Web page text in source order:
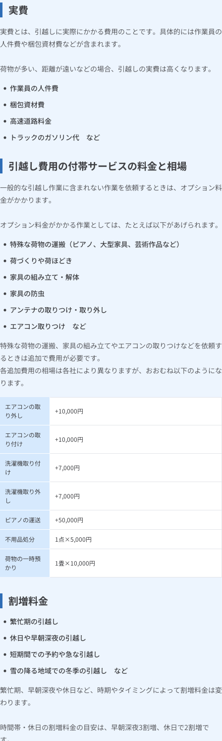
実費
実費とは、引越しに実際にかかる費用のことです。具体的には作業員の
人件費や梱包資材費などが含まれます。
荷物が多い、距離が遠いなどの場合、引越しの実費は高くなります。
作業員の人件費
梱包資材費
高速道路料金
トラックのガソリン代 など
引越し費用の付帯サービスの料金と相場
一般的な引越し作業に含まれない作業を依頼するときは、オプション料
金がかかります。
オプション料金がかかる作業としては、たとえば以下があげられます。
特殊な荷物の運搬（ピアノ、大型家具、芸術作品など）
荷づくりや荷ほどき
家具の組み立て・解体
家具の防虫
アンテナの取りつけ・取り外し
エアコン取りつけ など
特殊な荷物の運搬、家具の組み立てやエアコンの取りつけなどを依頼す
るときは追加で費用が必要です。
各追加費用の相場は各社により異なりますが、おおむね以下のようにな
ります。
エアコンの取
り外し
+10,000円
エアコンの取
り付け
+10,000円
洗濯機取り付
け
+7,000円
洗濯機取り外
し
+7,000円
ピアノの運送 +50,000円
不用品処分 1点×5,000円
荷物の一時預
かり
1畳×10,000円
割増料金
繁忙期の引越し
休日や早朝深夜の引越し
短期間での予約や急な引越し
雪の降る地域での冬季の引越し など
繁忙期、早朝深夜や休日など、時期やタイミングによって割増料金は変
わります。
時間帯・休日の割増料金の目安は、早朝深夜3割増、休日で2割増で